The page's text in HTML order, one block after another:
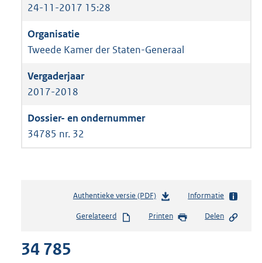
24-11-2017 15:28
Tweede Kamer der Staten-Generaal
2017-2018
34785 nr. 32
Authentieke versie (PDF)b
s
Informatie
Gerelateerd Printen Delen
34 785